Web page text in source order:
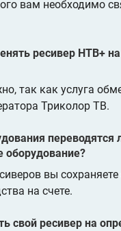
вам необходимо
ресивер НТВ+
так как услуга
Триколор ТВ.
переводятся
оборудование?
вы сохраняете
на счете.
свой ресивер на